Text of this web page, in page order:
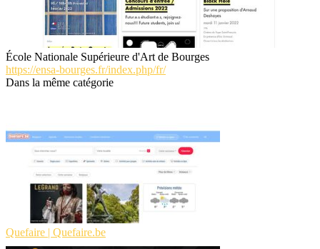
École Nationale Supérieure d'Art de Bourges
https://ensa-bourges.fr/index.php/fr/
Dans la même catégorie
Quefaire | Quefaire.be